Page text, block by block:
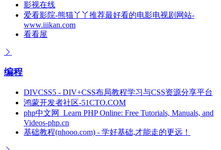
影视在线
爱看影院-熊猫丫丫推荐最好看的电影电视剧网站-
www.iiikan.com
看看屋
编程
DIVCSS5 - DIV+CSS布局教程学习与CSS资源分享平台
鸿蒙开发者社区-51CTO.COM
php中文网_Learn PHP Online: Free Tutorials, Manuals, and
Videos-php.cn
基础教程(nhooo.com) - 学好基础,才能走的更远！